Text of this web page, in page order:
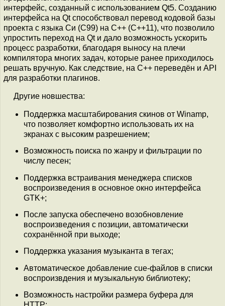
интерфейс, созданный с использованием Qt5. Созданию
интерфейса на Qt способствовал перевод кодовой базы
проекта с языка Си (С99) на С++ (C++11), что позволило
упростить переход на Qt и дало возможность ускорить
процесс разработки, благодаря выносу на плечи
компилятора многих задач, которые ранее приходилось
решать вручную. Как следствие, на C++ переведён и API
для разработки плагинов.
Другие новшества:
Поддержка масштабирования скинов от Winamp,
что позволяет комфортно использовать их на
экранах с высоким разрешением;
Возможность поиска по жанру и фильтрации по
числу песен;
Поддержка встраивания менеджера списков
воспроизведения в основное окно интерфейса
GTK+;
После запуска обеспечено возобновление
воспроизведения с позиции, автоматически
сохранённой при выходе;
Поддержка указания музыканта в тегах;
Автоматическое добавление cue-файлов в списки
воспроизвдения и музыкальную библиотеку;
Возможность настройки размера буфера для